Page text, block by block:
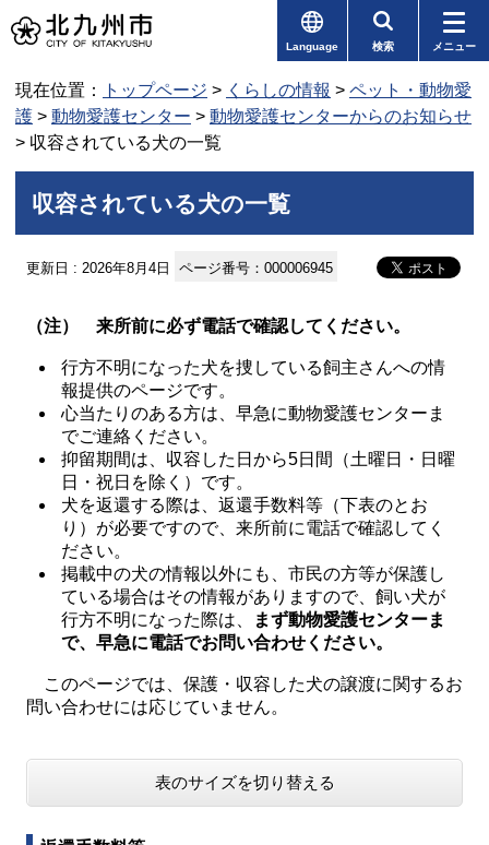
Language 検索 メニュー
現在位置： トップページ > くらしの情報 > ペット・動物愛
護 > 動物愛護センター > 動物愛護センターからのお知らせ
> 収容されている犬の一覧
収容されている犬の一覧
更新日 : 2026年8月4日 ページ番号：000006945
（注） 来所前に必ず電話で確認してください。
行方不明になった犬を捜している飼主さんへの情
報提供のページです。
心当たりのある方は、早急に動物愛護センターま
でご連絡ください。
抑留期間は、収容した日から5日間（土曜日・日曜
日・祝日を除く）です。
犬を返還する際は、返還手数料等（下表のとお
り）が必要ですので、来所前に電話で確認してく
ださい。
掲載中の犬の情報以外にも、市民の方等が保護し
ている場合はその情報がありますので、飼い犬が
行方不明になった際は、
まず動物愛護センターま
で、早急に電話でお問い合わせください。
このページでは、保護・収容した犬の譲渡に関するお
問い合わせには応じていません。
表のサイズを切り替える